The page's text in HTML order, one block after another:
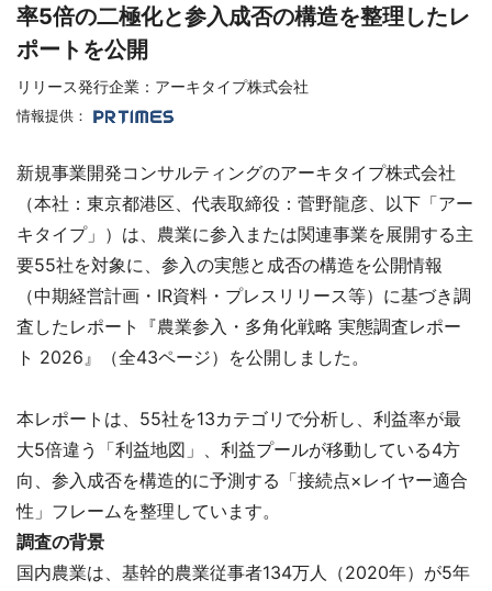
率5倍の二極化と参入成否の構造を整理したレ
ポートを公開
リリース発行企業：アーキタイプ株式会社
情報提供：
新規事業開発コンサルティングのアーキタイプ株式会社
（本社：東京都港区、代表取締役：菅野龍彦、以下「アー
キタイプ」）は、農業に参入または関連事業を展開する主
要55社を対象に、参入の実態と成否の構造を公開情報
（中期経営計画・IR資料・プレスリリース等）に基づき調
査したレポート『農業参入・多角化戦略 実態調査レポー
ト 2026』（全43ページ）を公開しました。
本レポートは、55社を13カテゴリで分析し、利益率が最
大5倍違う「利益地図」、利益プールが移動している4方
向、参入成否を構造的に予測する「接続点×レイヤー適合
性」フレームを整理しています。
調査の背景
国内農業は、基幹的農業従事者134万人（2020年）が5年